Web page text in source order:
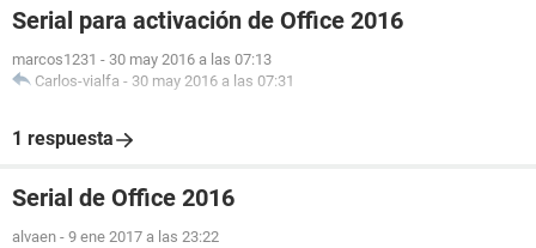
Serial para activación de Office 2016
marcos1231 - 30 may 2016 a las 07:13
Carlos-vialfa - 30 may 2016 a las 07:31
1 respuesta
Serial de Office 2016
alvaen - 9 ene 2017 a las 23:22